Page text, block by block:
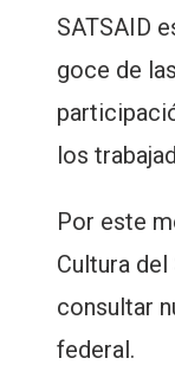
SATSAID
goce de
los
Por este
Cultura
consultar
federal.